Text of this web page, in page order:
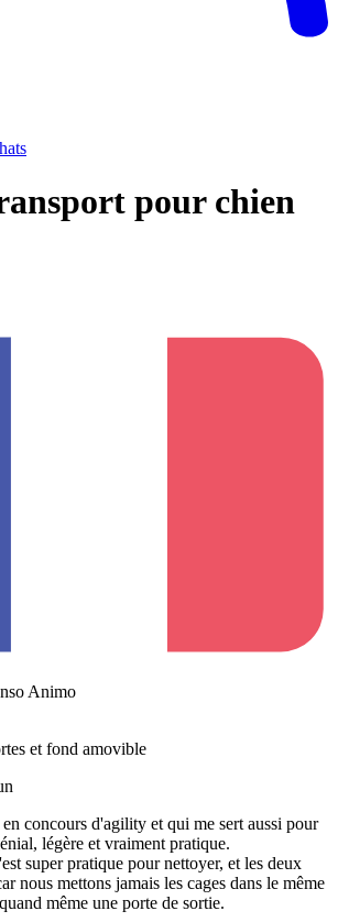
pour chien
Animo
et fond amovible
concours d'agility et qui me sert aussi pour
légère et vraiment pratique.
super pratique pour nettoyer, et les deux
nous mettons jamais les cages dans le même
même une porte de sortie.